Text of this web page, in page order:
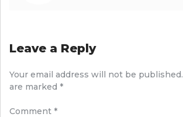
Leave a Reply
Your email address will not be published.
are marked *
Comment *